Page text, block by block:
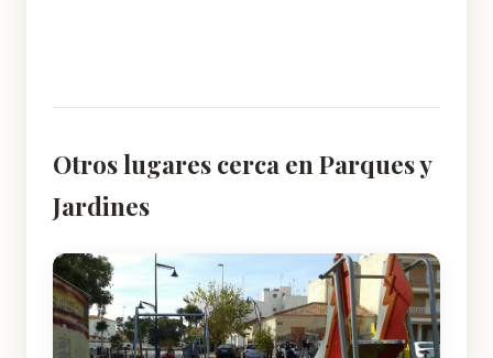
Otros lugares cerca en Parques y
Jardines